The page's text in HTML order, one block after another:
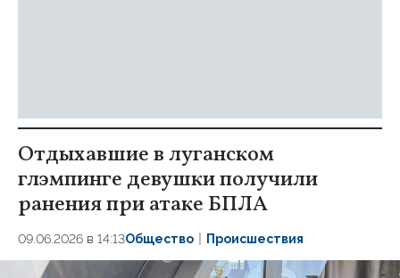
Отдыхавшие в луганском
глэмпинге девушки получили
ранения при атаке БПЛА
09.06.2026 в 14:13Общество Происшествия